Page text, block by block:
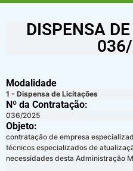
DISPENSA
Modalidade
1 - Dispensa de Licitações
Nº da Contratação:
036/2025
Objeto:
contratação de empresa
técnicos especializados de
necessidades desta Administração